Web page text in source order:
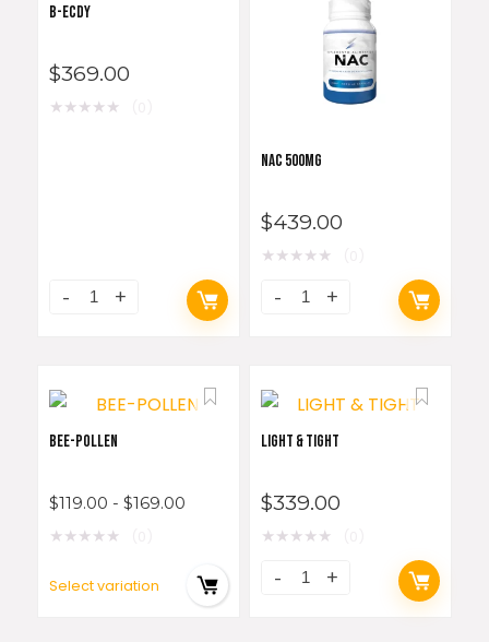
B-ECDY
$369.00
★★★★★
NAC 500MG
$439.00
★★★★★
BEE-POLLEN
$119.00 - $169.00
★★★★★
Select variation
LIGHT & TIGHT
$339.00
★★★★★